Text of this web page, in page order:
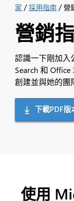
家 /採用指南 /營
營銷
認識一下剛加入
Search 和
創建並與她的團
下載PDF版
使用